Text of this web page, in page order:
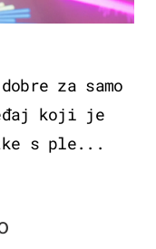
za samo
koji je
s ple...